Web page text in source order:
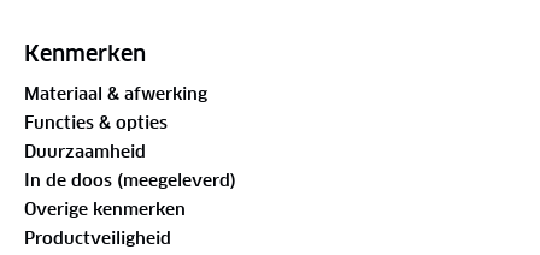
koude dagen. De muts is van het merk Poederbaas
hoofdformaten. Dit product is voor dagelijks gebruik
in de wintermaanden.
Eigenschappen van Poederbaas Muts Royal Rib
Beanie
Merk: Poederbaas
Model: Muts Royal Rib
Kenmerken
Materiaal & afwerking
Functies & opties
Duurzaamheid
In de doos (meegeleverd)
Overige kenmerken
Productveiligheid